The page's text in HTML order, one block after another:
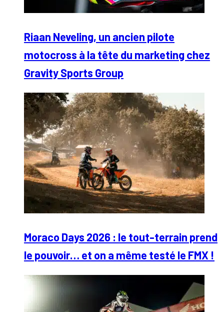
Riaan Neveling, un ancien pilote
motocross à la tête du marketing chez
Gravity Sports Group
Moraco Days 2026 : le tout-terrain prend
le pouvoir… et on a même testé le FMX !